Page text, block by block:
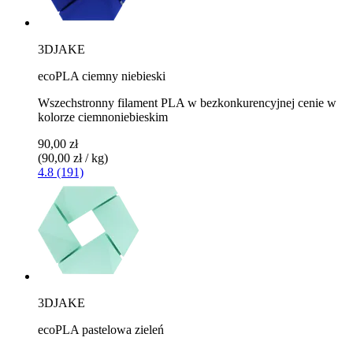
3DJAKE
ecoPLA ciemny niebieski
Wszechstronny filament PLA w bezkonkurencyjnej cenie w
kolorze ciemnoniebieskim
90,00 zł
(90,00 zł / kg)
4.8 (191)
3DJAKE
ecoPLA pastelowa zieleń